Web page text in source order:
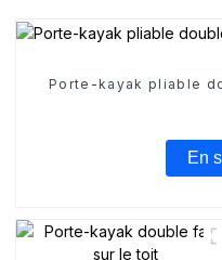
Porte-kayak pliable
En